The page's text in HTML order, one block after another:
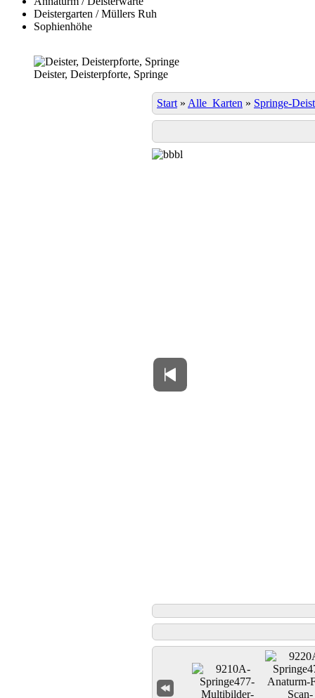
Deistergarten / Müllers Ruh
Sophienhöhe
Deister, Deisterpforte, Springe
Start» Alle_Karten » Springe-